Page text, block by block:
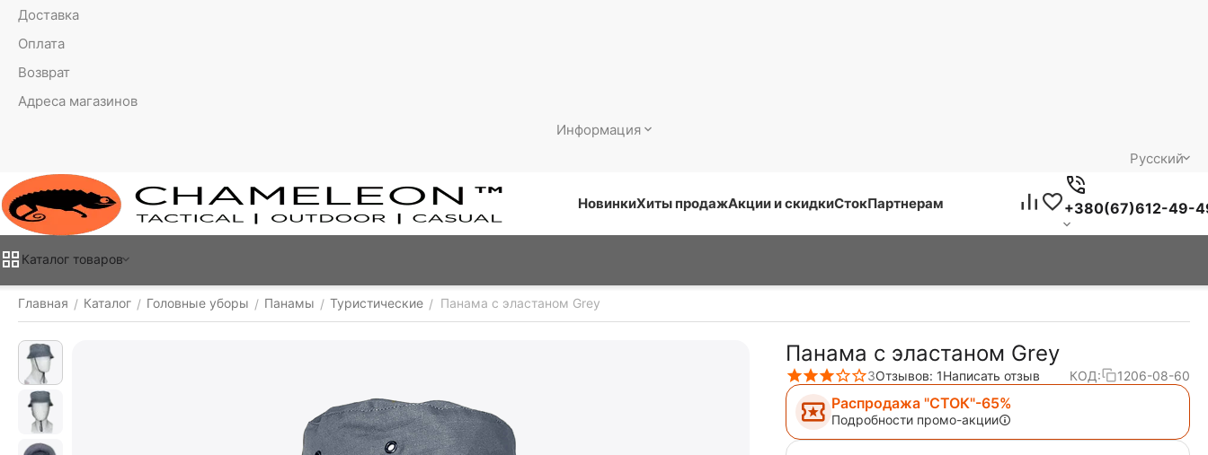
Доставка
Оплата
Возврат
Адреса магазинов
Информация
Русский
НовинкиХиты продажАкции и скидкиСтокПартнерам +380(67)612-49-
Каталог товаров
Главная / Каталог / Головные уборы / Панамы / Туристические / Панама с эластаном Grey
Панама с эластаном Grey
3Отзывов: 1Написать отзыв КОД: 1206-08-60
Распродажа "СТОК"-65%
Подробности промо-акции